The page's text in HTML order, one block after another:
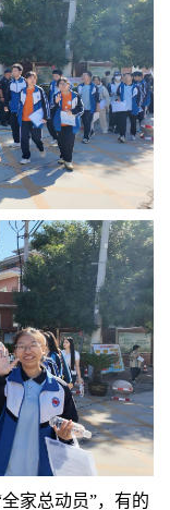
家总动员”，有的